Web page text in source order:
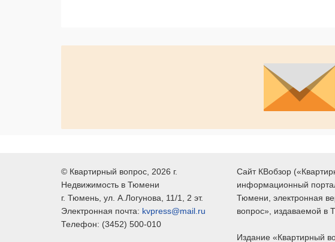
© Квартирный вопрос , 2026 г.
Недвижимость в Тюмени
г. Тюмень , ул. А.Логунова, 11/1, 2 эт.
Электронная почта: kvpress@mail.ru
Телефон: (3452) 500-010
Сайт КВобзор
информационный
Тюмени, электронная
вопрос», издаваемой в
Издание «Квартирный